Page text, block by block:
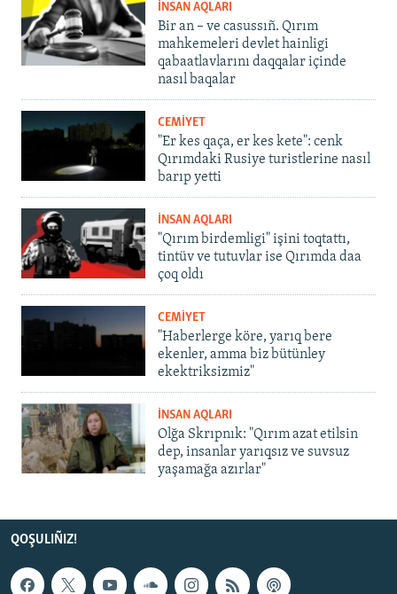
İNSAN AQLARI
Bir an – ve casussıñ. Qırım
mahkemeleri devlet hainligi
qabaatlavlarını daqqalar içinde
nasıl baqalar
CEMİYET
"Er kes qaça, er kes kete": cenk
Qırımdaki Rusiye turistlerine nasıl
barıp yetti
İNSAN AQLARI
"Qırım birdemligi" işini toqtattı,
tintüv ve tutuvlar ise Qırımda daa
çoq oldı
CEMİYET
"Haberlerge köre, yarıq bere
ekenler, amma biz bütünley
ekektriksizmiz"
İNSAN AQLARI
Olğa Skrıpnık: "Qırım azat etilsin
dep, insanlar yarıqsız ve suvsuz
yaşamağa azırlar"
QOŞULIÑIZ!